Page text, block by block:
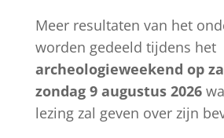
Meer resultaten van het
worden gedeeld tijdens het
archeologieweekend op
zondag 9 augustus 2026
lezing zal geven over zijn